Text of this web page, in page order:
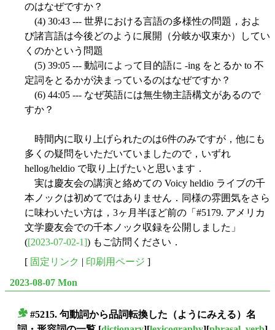
のはなぜですか？
(4) 30:43 --- 世界における言語の多様性の問題，およ
び諸言語は今後どのように展開（分岐か収束か）してい
くのかという問題
(5) 39:05 --- 動詞によって目的語に -ing をとるか to 不
定詞をとるかが決まっているのはなぜですか？
(6) 44:05 --- なぜ英語には無生物主語構文があるので
すか？
時間内に取り上げられたのは6件のみですが，他にも
多くの疑問をいただいていましたので，いずれ
hellog/heldio で取り上げたいと思います．
実は慶友会の講演と絡めての Voicy heldio ライブの千
本ノックは初めてではありません．同様の雰囲気をさら
に味わいたい方は，3ヶ月半ほど前の「#5179. アメリカ
文学慶友会での千本ノック収録を公開しました」
([2023-07-02-1]) もご訪問ください．
[ 固定リンク | 印刷用ページ ]
2023-08-07 Mon
#5215. 句動詞から品詞転換した（ようにみえる）名